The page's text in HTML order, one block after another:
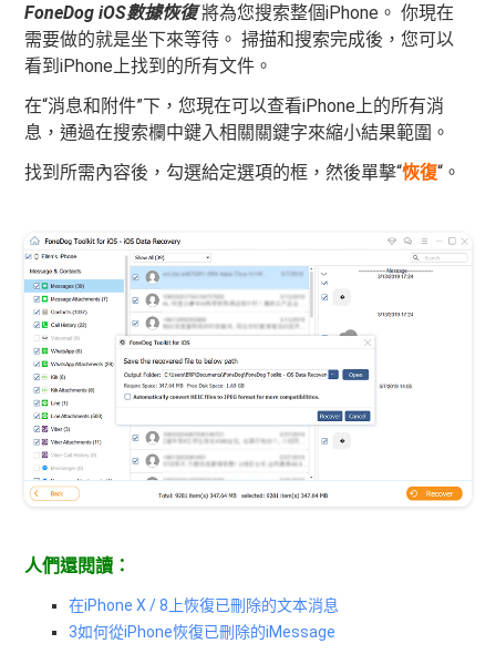
FoneDog iOS數據恢復 將為您搜索整個iPhone。 你現在
需要做的就是坐下來等待。 掃描和搜索完成後，您可以
看到iPhone上找到的所有文件。
在“消息和附件”下，您現在可以查看iPhone上的所有消
息，通過在搜索欄中鍵入相關關鍵字來縮小結果範圍。
找到所需內容後，勾選給定選項的框，然後單擊“恢復“。
人們還閱讀：
在iPhone X / 8上恢復已刪除的文本消息
3如何從iPhone恢復已刪除的iMessage